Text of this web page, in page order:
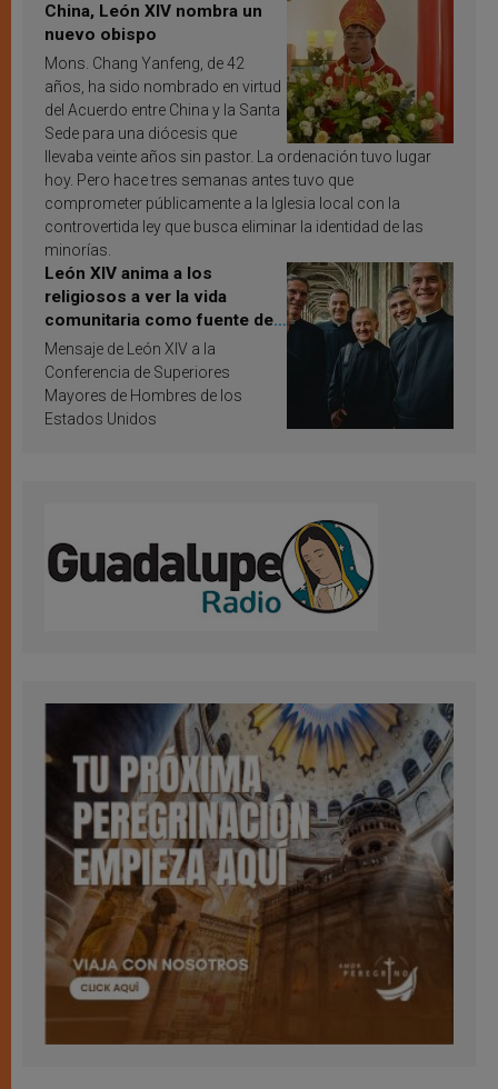
China, León XIV nombra un
nuevo obispo
Mons. Chang Yanfeng, de 42
años, ha sido nombrado en virtud
del Acuerdo entre China y la Santa
Sede para una diócesis que
llevaba veinte años sin pastor. La ordenación tuvo lugar
hoy. Pero hace tres semanas antes tuvo que
comprometer públicamente a la Iglesia local con la
controvertida ley que busca eliminar la identidad de las
minorías.
León XIV anima a los
religiosos a ver la vida
comunitaria como fuente de
inspiración y santificación
Mensaje de León XIV a la
Conferencia de Superiores
Mayores de Hombres de los
Estados Unidos